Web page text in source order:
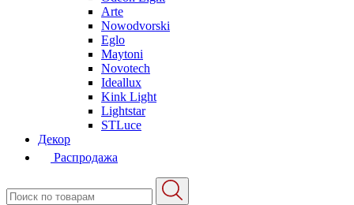
Arte
Nowodvorski
Eglo
Maytoni
Novotech
Ideallux
Kink Light
Lightstar
STLuce
Декор
Распродажа